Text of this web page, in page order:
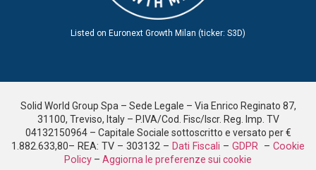
Listed on Euronext Growth Milan (ticker: S3D)
Solid World Group Spa – Sede Legale – Via Enrico Reginato 87,
31100, Treviso, Italy – P.IVA/Cod. Fisc/Iscr. Reg. Imp. TV
04132150964 – Capitale Sociale sottoscritto e versato per €
1.882.633,80– REA: TV – 303132 – Dati Fiscali – GDPR – Cookie
Policy – Aggiorna le preferenze sui cookie